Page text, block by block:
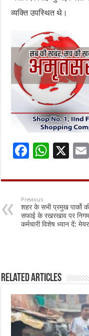
व्यक्ति उपस्थित थे।
F
e
b
o
o
W
at
sA
p
p
X
Previous
शहर के सभी प्रमुख पार्को
सफाई के रखरखाव पर
कर्मचारी विशेष ध्यान दें:
Related Articles